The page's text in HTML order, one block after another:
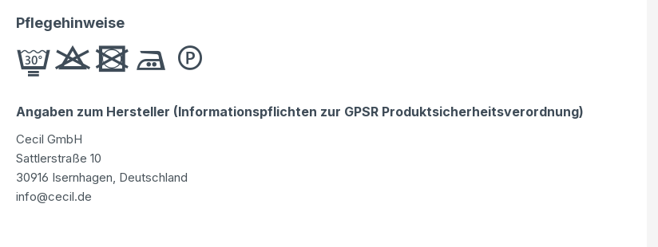
Pflegehinweise
Angaben zum Hersteller (Informationspflichten zur GPSR Produktsicherheitsverordnung)
Cecil GmbH
Sattlerstraße 10
30916 Isernhagen, Deutschland
info@cecil.de